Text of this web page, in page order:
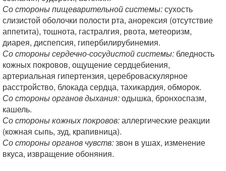
Со стороны пищеварительной системы:сухость
слизистой оболочки полости рта, анорексия (отсутствие
аппетита), тошнота, гастралгия, рвота, метеоризм,
диарея, диспепсия, гипербилирубинемия.
Со стороны сердечно-сосудистой системы: бледность
кожных покровов, ощущение сердцебиения,
артериальная гипертензия, цереброваскулярное
расстройство, блокада сердца, тахикардия, обморок.
Со стороны органов дыхания:одышка, бронхоспазм,
кашель.
Со стороны кожных покровов:аллергические реакции
(кожная сыпь, зуд, крапивница).
Со стороны органов чувств:звон в ушах, изменение
вкуса, извращение обоняния.